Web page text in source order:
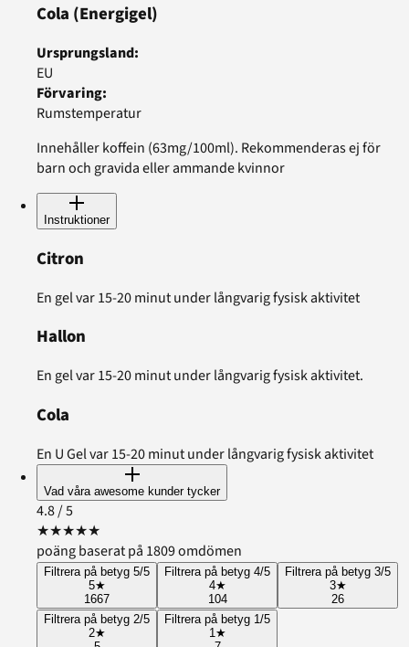
Cola (Energigel)
Ursprungsland:
EU
Förvaring:
Rumstemperatur
Innehåller koffein (63mg/100ml). Rekommenderas ej för
barn och gravida eller ammande kvinnor
Instruktioner
Citron
En gel var 15-20 minut under långvarig fysisk aktivitet
Hallon
En gel var 15-20 minut under långvarig fysisk aktivitet.
Cola
En U Gel var 15-20 minut under långvarig fysisk aktivitet
Vad våra awesome kunder tycker
4.8/ 5
★★★★★
poäng baserat på 1809 omdömen
Filtrera på betyg 5/5
5★
1667
Filtrera på betyg 4/5
4★
104
Filtrera på betyg 3/5
3★
26
Filtrera på betyg 2/5
2★
Filtrera på betyg 1/5
1 ★